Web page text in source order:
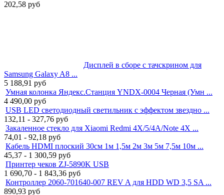
202,58 руб
Дисплей в сборе с тачскрином для
Samsung Galaxy A8 ...
5 188,91 руб
Умная колонка Яндекс.Станция YNDX-0004 Черная (Умн ...
4 490,00 руб
USB LED светодиодный светильник с эффектом звездно ...
132,11 - 327,76 руб
Закаленное стекло для Xiaomi Redmi 4X/5/4A/Note 4X ...
74,01 - 92,18 руб
Кабель HDMI плоский 30см 1м 1,5м 2м 3м 5м 7,5м 10м ...
45,37 - 1 300,59 руб
Принтер чеков ZJ-5890K USB
1 690,70 - 1 843,36 руб
Контроллер 2060-701640-007 REV A для HDD WD 3,5 SA ...
890,93 руб